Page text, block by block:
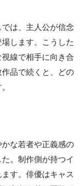
は、主人公が信念
します。こうした
線で相手に向き合
品で続くと、どの
な若者や正義感の
。制作側が持つイ
す。俳優はキャス